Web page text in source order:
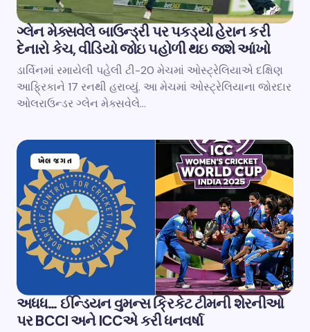
ગ્લેન મેક્સવેલે બાઉન્ડ્રી પર પકડ્યો હેરાન કરી
દેનારો કેચ, વીડિયો જોઇ પહોળી થઇ જશે આંખો
ડાર્વિનમાં રમાયેલી પહેલી ટી-20 મેચમાં ઓસ્ટ્રેલિયાએ દક્ષિણ
આફ્રિકાને 17 રનથી હરાવ્યું. આ મેચમાં ઓસ્ટ્રેલિયાના જોરદાર
ઓલરાઉન્ડર ગ્લેન મેક્સવેલે…
ખેલ જગત
અધધ… ઈન્ડિયન વુમન્સ ક્રિકેટ ટીમની શેરનીઓ
પર BCCI અને ICCએ કરી ધનવર્ષા